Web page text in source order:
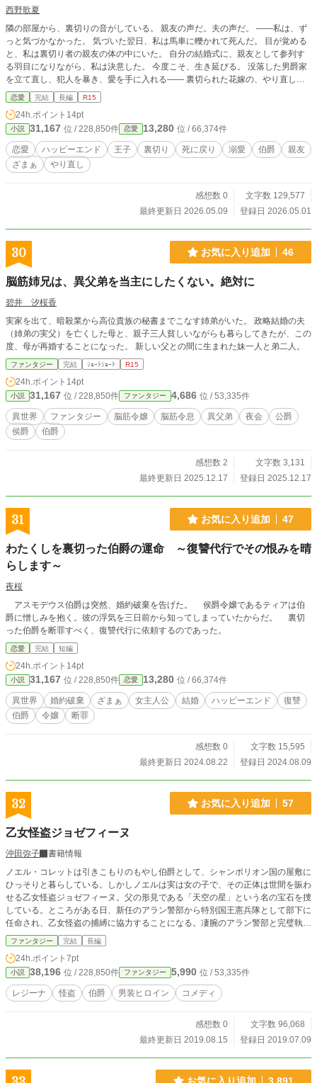
西野歌夏
隣の部屋から、裏切りの音がしている。 親友の声だ。夫の声だ。 ――私は、ず
っと気づかなかった。 気づいた翌日、私は馬車に轢かれて死んだ。 目が覚める
と、私は裏切り者の親友の体の中にいた。 自分の結婚式に、親友として参列す
る羽目になりながら、私は決意した。 今度こそ、生き延びる。 没落した男爵家
を立て直し、犯人を暴き、愛を手に入れる—— 裏切られた花嫁の、やり直しの
物語。 数年前に書いた物語の改稿版です。 始まりは同じですが、全く別のスト
ーリーになりました。 ※お読みいただきまして、本当にありがとうございまし
た。 感謝申し上げます。感謝の意を込めました、番外編をつけました。
恋愛 完結 長編 R15
24h.ポイント 14pt
小説 31,167 位 / 228,850件 恋愛 13,280 位 / 66,374件
恋愛 ハッピーエンド 王子 裏切り 死に戻り 溺愛 伯爵
親友
ざまぁ
やり直し
感想数 0
文字数 129,577
最終更新日 2026.05.09
登録日 2026.05.01
30 お気に入り追加 46
脳筋姉兄は、異父弟を当主にしたくない。絶対に
碧井 汐桜香
実家を出て、暗殺業から高位貴族の秘書までこなす姉弟がいた。 政略結婚の夫
（姉弟の実父）を亡くした母と、親子三人貧しいながらも暮らしてきたが、この
度、母が再婚することになった。 新しい父との間に生まれた妹一人と弟二人。
ファンタジー 完結 ｼｮｰﾄｼｮｰﾄ R15
24h.ポイント 14pt
小説 31,167 位 / 228,850件 ファンタジー 4,686 位 / 53,335件
異世界 ファンタジー 脳筋令嬢 脳筋令息 異父弟 夜会
公爵
侯爵
伯爵
感想数 2
文字数 3,131
最終更新日 2025.12.17
登録日 2025.12.17
31 お気に入り追加 47
わたくしを裏切った伯爵の運命 ～復讐代行でその恨みを晴
らします～
夜桜
アスモデウス伯爵は突然、婚約破棄を告げた。 侯爵令嬢であるティアは伯
爵に憎しみを抱く。彼の浮気を三日前から知ってしまっていたからだ。 裏切
った伯爵を断罪すべく、復讐代行に依頼するのであった。
恋愛 完結 短編
24h.ポイント 14pt
小説 31,167 位 / 228,850件 恋愛 13,280 位 / 66,374件
異世界 婚約破棄 ざまぁ 女主人公 結婚 ハッピーエンド
復讐
伯爵
令嬢 断罪
感想数 0
文字数 15,595
最終更新日 2024.08.22
登録日 2024.08.09
32 お気に入り追加 57
乙女怪盗ジョゼフィーヌ
沖田弥子
書籍情報
ノエル・コレットは引きこもりのもやし伯爵として、シャンポリオン国の屋敷に
ひっそりと暮らしている。しかしノエルは実は女の子で、その正体は世間を賑わ
せる乙女怪盗ジョゼフィーヌ。父の形見である「天空の星」という名の宝石を捜
している。ところがある日、新任のアラン警部から特別国王憲兵隊として部下に
任命され、乙女怪盗の捕縛に協力することになる。凄腕のアラン警部と完璧執事
のフランソワ、うっとうしい刑事バルスバストルという愉快な仲間たちに囲まれ
て、ノエルは正体がバレずに父の形見の宝石を取り戻すことができるのか……!?
ファンタジー 完結 長編
24h.ポイント 7pt
小説 38,196 位 / 228,850件 ファンタジー 5,990 位 / 53,335件
レジーナ 怪盗 伯爵 男装ヒロイン コメディ
感想数 0
文字数 96,068
最終更新日 2019.08.15
登録日 2019.07.09
お気に入り追加 3,891